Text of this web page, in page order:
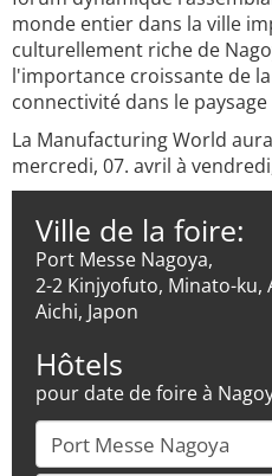
monde entier dans la ville
culturellement riche de
l'importance croissante de
connectivité dans le
La Manufacturing World
mercredi, 07. avril à
Ville de la foire:
Port Messe Nagoya,
2-2 Kinjyofuto, Minato-ku,
Aichi, Japon
Hôtels
pour date de foire à